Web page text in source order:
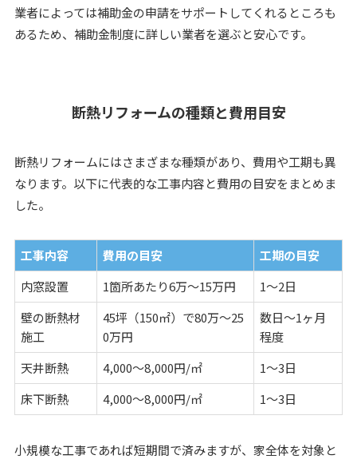
業者によっては補助金の申請をサポートしてくれるところも
あるため、補助金制度に詳しい業者を選ぶと安心です。
断熱リフォームの種類と費用目安
断熱リフォームにはさまざまな種類があり、費用や工期も異
なります。以下に代表的な工事内容と費用の目安をまとめま
した。
工事内容 費用の目安
工期の目安
内窓設置
1箇所あたり6万～15万円
1～2日
壁の断熱材
施工
45坪（150㎡）で80万～25
0万円
数日～1ヶ月
程度
天井断熱
4,000～8,000円/㎡
1～3日
床下断熱
4,000～8,000円/㎡ 1～3日
小規模な工事であれば短期間で済みますが、家全体を対象と